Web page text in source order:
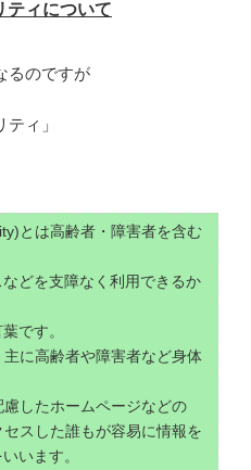
ティについて
るのですが
ィ」
とは高齢者・障害者を含む
どを支障なく利用できるか
です。
に高齢者や障害者など身体
したホームページなどの
スした誰もが容易に情報を
います。